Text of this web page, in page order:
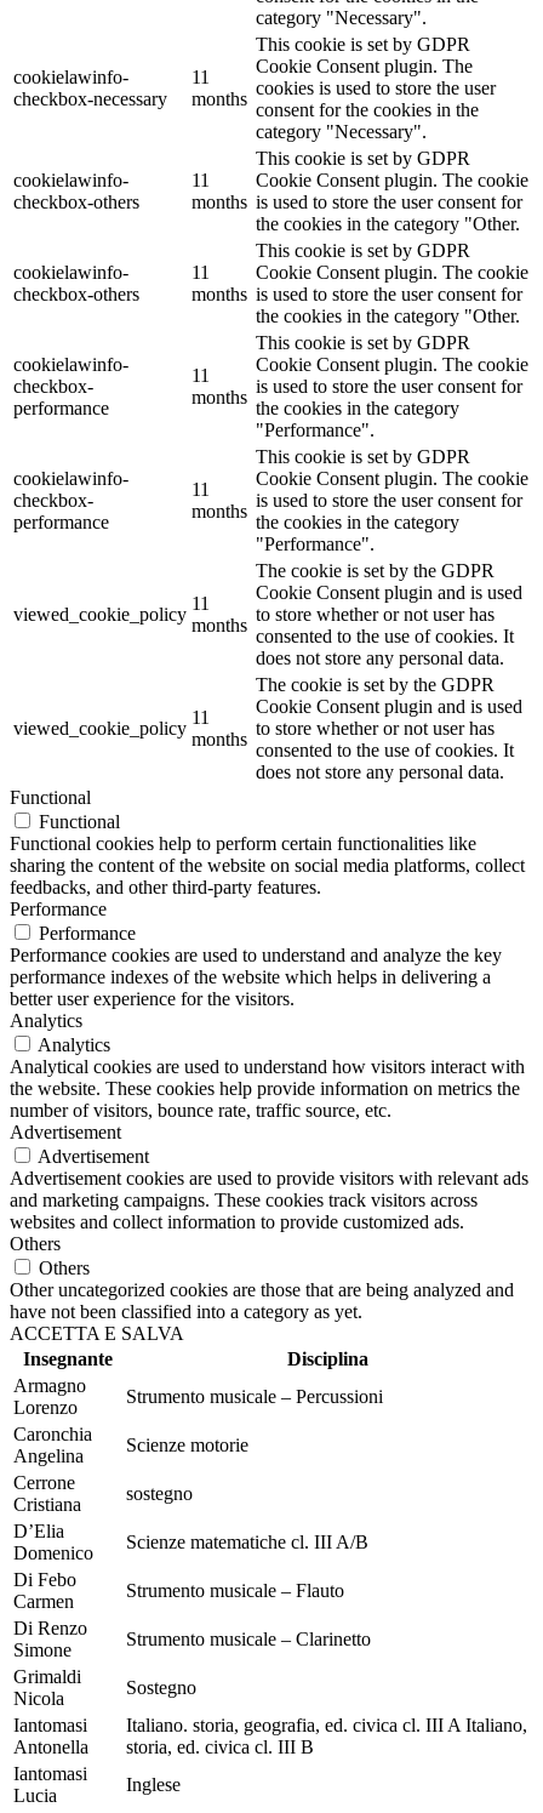
category "Necessary".
cookielawinfo-
checkbox-necessary
11
months
This cookie is set by GDPR
Cookie Consent plugin. The
cookies is used to store the user
consent for the cookies in the
category "Necessary".
cookielawinfo-
checkbox-others
11
months
This cookie is set by GDPR
Cookie Consent plugin. The cookie
is used to store the user consent for
the cookies in the category "Other.
cookielawinfo-
checkbox-others
11
months
This cookie is set by GDPR
Cookie Consent plugin. The cookie
is used to store the user consent for
the cookies in the category "Other.
cookielawinfo-
checkbox-
performance
11
months
This cookie is set by GDPR
Cookie Consent plugin. The cookie
is used to store the user consent for
the cookies in the category
"Performance".
cookielawinfo-
checkbox-
performance
11
months
This cookie is set by GDPR
Cookie Consent plugin. The cookie
is used to store the user consent for
the cookies in the category
"Performance".
viewed_cookie_policy
11
months
The cookie is set by the GDPR
Cookie Consent plugin and is used
to store whether or not user has
consented to the use of cookies. It
does not store any personal data.
viewed_cookie_policy
11
months
The cookie is set by the GDPR
Cookie Consent plugin and is used
to store whether or not user has
consented to the use of cookies. It
does not store any personal data.
Functional
Functional
Functional cookies help to perform certain functionalities like
sharing the content of the website on social media platforms, collect
feedbacks, and other third-party features.
Performance
Performance
Performance cookies are used to understand and analyze the key
performance indexes of the website which helps in delivering a
better user experience for the visitors.
Analytics
Analytics
Analytical cookies are used to understand how visitors interact with
the website. These cookies help provide information on metrics the
number of visitors, bounce rate, traffic source, etc.
Advertisement
Advertisement
Advertisement cookies are used to provide visitors with relevant ads
and marketing campaigns. These cookies track visitors across
websites and collect information to provide customized ads.
Others
Others
Other uncategorized cookies are those that are being analyzed and
have not been classified into a category as yet.
ACCETTA E SALVA
Insegnante
Disciplina
Armagno
Lorenzo
Strumento musicale – Percussioni
Caronchia
Angelina
Scienze motorie
Cerrone
Cristiana
sostegno
D’Elia
Domenico
Scienze matematiche cl. III A/B
Di Febo
Carmen
Strumento musicale – Flauto
Di Renzo
Simone
Strumento musicale – Clarinetto
Grimaldi
Nicola
Sostegno
Iantomasi
Antonella
Italiano. storia, geografia, ed. civica cl. III A Italiano,
storia, ed. civica cl. III B
Iantomasi
Lucia
Inglese